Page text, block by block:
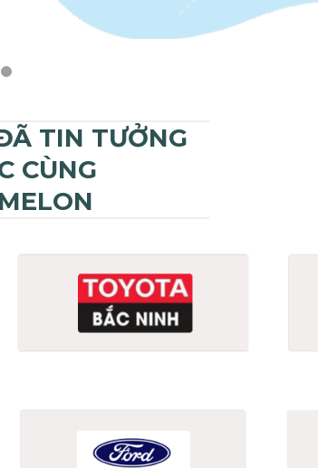
TIN TƯỞNG
CÙNG